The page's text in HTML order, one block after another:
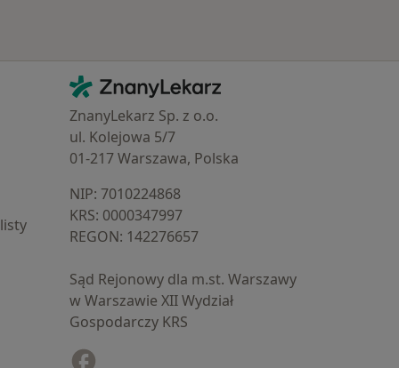
Kontakt
ZnanyLekarz - Strona główna
ZnanyLekarz Sp. z o.o.
ul. Kolejowa 5/7
01-217 Warszawa, Polska
NIP: ⁠7010224868
KRS: ⁠0000347997
REGON: ⁠142276657
Sąd Rejonowy dla m.st. Warszawy
w Warszawie XII Wydział
Gospodarczy KRS